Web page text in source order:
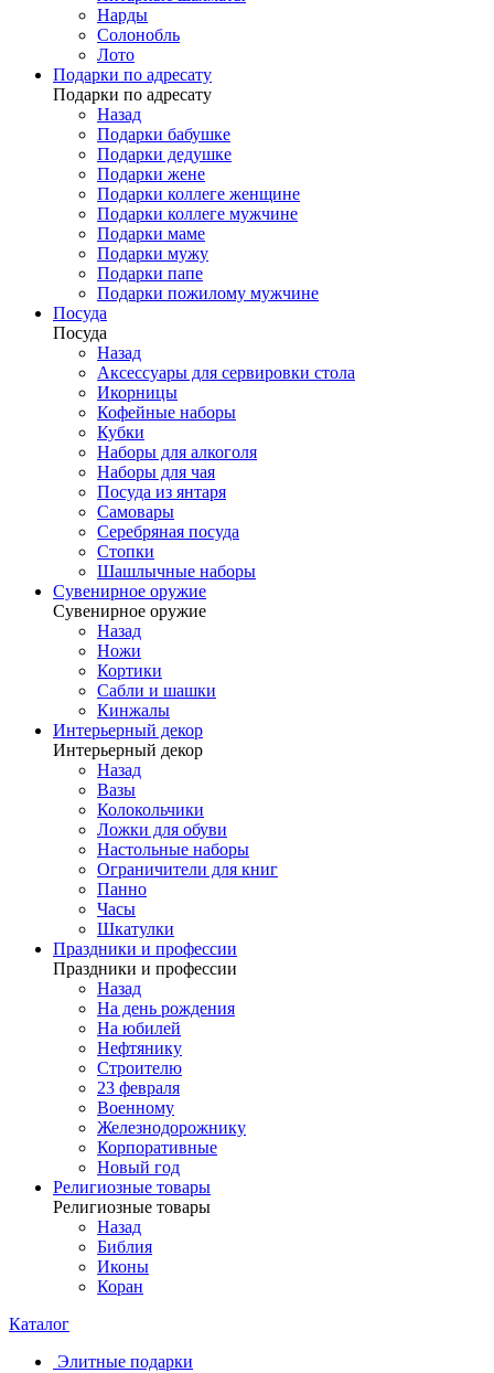
Нарды
Солонобль
Лото
Подарки по адресату
Подарки по адресату
Назад
Подарки бабушке
Подарки дедушке
Подарки жене
Подарки коллеге женщине
Подарки коллеге мужчине
Подарки маме
Подарки мужу
Подарки папе
Подарки пожилому мужчине
Посуда
Посуда
Назад
Аксессуары для сервировки стола
Икорницы
Кофейные наборы
Кубки
Наборы для алкоголя
Наборы для чая
Посуда из янтаря
Самовары
Серебряная посуда
Стопки
Шашлычные наборы
Сувенирное оружие
Сувенирное оружие
Назад
Ножи
Кортики
Сабли и шашки
Кинжалы
Интерьерный декор
Интерьерный декор
Назад
Вазы
Колокольчики
Ложки для обуви
Настольные наборы
Ограничители для книг
Панно
Часы
Шкатулки
Праздники и профессии
Праздники и профессии
Назад
На день рождения
На юбилей
Нефтянику
Строителю
23 февраля
Военному
Железнодорожнику
Корпоративные
Новый год
Религиозные товары
Религиозные товары
Назад
Библия
Иконы
Коран
Каталог
Элитные подарки